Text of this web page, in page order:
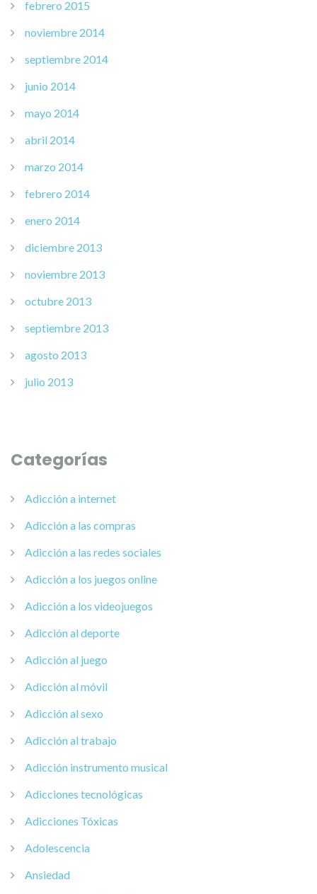
febrero 2015
noviembre 2014
septiembre 2014
junio 2014
mayo 2014
abril 2014
marzo 2014
febrero 2014
enero 2014
diciembre 2013
noviembre 2013
octubre 2013
septiembre 2013
agosto 2013
julio 2013
Categorías
Adicción a internet
Adicción a las compras
Adicción a las redes sociales
Adicción a los juegos online
Adicción a los videojuegos
Adicción al deporte
Adicción al juego
Adicción al móvil
Adicción al sexo
Adicción al trabajo
Adicción instrumento musical
Adicciones tecnológicas
Adicciones Tóxicas
Adolescencia
Ansiedad